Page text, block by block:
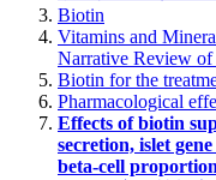
Biotin
Vitamins and
Narrative Review
Biotin for the
Pharmacological
Effects of biotin
secretion, islet
beta-cell proportion